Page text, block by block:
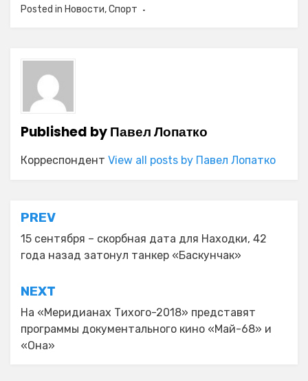
Posted in Новости,Спорт
Published byПавел Лопатко
Корреспондент View all posts by Павел Лопатко
Навигация
по
записям
PREV
15 сентября – скорбная дата для Находки, 42
года назад затонул танкер «Баскунчак»
NEXT
На «Меридианах Тихого-2018» представят
программы документального кино «Май-68» и
«Она»